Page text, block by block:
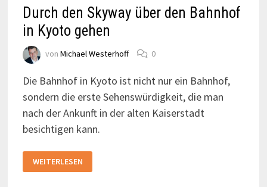
Durch den Skyway über den Bahnhof
in Kyoto gehen
von Michael Westerhoff 0
Die Bahnhof in Kyoto ist nicht nur ein Bahnhof,
sondern die erste Sehenswürdigkeit, die man
nach der Ankunft in der alten Kaiserstadt
besichtigen kann.
DEN
SKYWAY
WEITERLESEN